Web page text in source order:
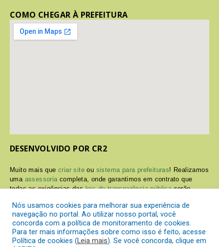
COMO CHEGAR À PREFEITURA
DESENVOLVIDO POR CR2
Muito mais quecriar site ou sistema para prefeituras! Realizamos
uma assessoria completa, onde garantimos em contrato que
todas as exigências dasleis de transparência públicaserão
Conheça oPNTPe oRadar da Transparência Pública
Nós usamos cookies para melhorar sua experiência de
navegação no portal. Ao utilizar nosso portal, você
concorda com a política de monitoramento de cookies.
Para ter mais informações sobre como isso é feito, acesse
Política de cookies (Leia mais). Se você concorda, clique em